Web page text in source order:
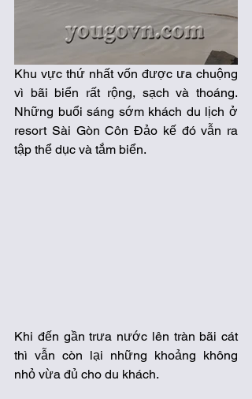
Khu vực thứ nhất vốn được ưa chuộng
vì bãi biển rất rộng, sạch và thoáng.
Những buổi sáng sớm khách du lịch ở
resort Sài Gòn Côn Đảo kế đó vẫn ra
tập thể dục và tắm biển.
Khi đến gần trưa nước lên tràn bãi cát
thì vẫn còn lại những khoảng không
nhỏ vừa đủ cho du khách.